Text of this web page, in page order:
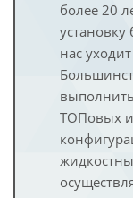
более 20
установку
нас
ТОПовых